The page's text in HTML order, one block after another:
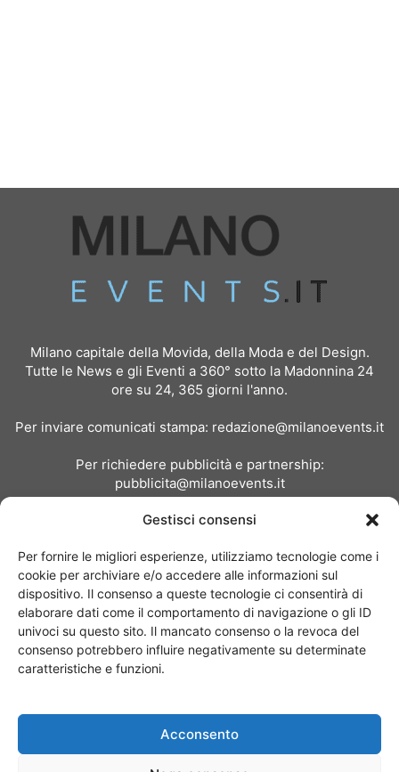
Gestisci consensi
Per fornire le migliori esperienze, utilizziamo tecnologie come i
cookie per archiviare e/o accedere alle informazioni sul
dispositivo. Il consenso a queste tecnologie ci consentirà di
elaborare dati come il comportamento di navigazione o gli ID
univoci su questo sito. Il mancato consenso o la revoca del
consenso potrebbero influire negativamente su determinate
caratteristiche e funzioni.
Acconsento
Milano capitale della Movida, della Moda e del Design.
Tutte le News e gli Eventi a 360° sotto la Madonnina 24
ore su 24, 365 giorni l'anno.
Per inviare comunicati stampa: redazione@milanoevents.it
Per richiedere pubblicità e partnership:
pubblicita@milanoevents.it
Chi siamo I Nostri Clienti
© Copyright 2017 - MilanoEvents.it© managed by